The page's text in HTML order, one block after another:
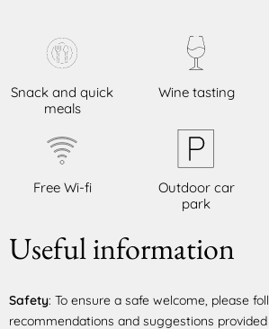
Snack and quick
meals
Wine tasting
Free Wi-fi
Outdoor car
park
Useful information
Safety: To ensure a safe welcome, please
recommendations and suggestions